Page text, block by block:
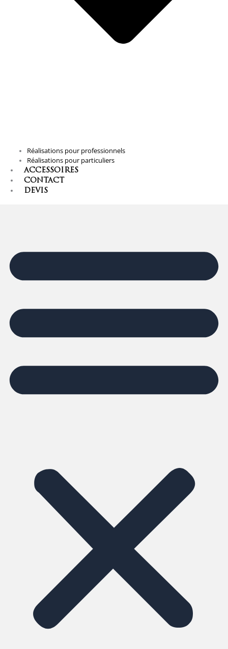
Réalisations pour professionnels
Réalisations pour particuliers
ACCESSOIRES
CONTACT
DEVIS